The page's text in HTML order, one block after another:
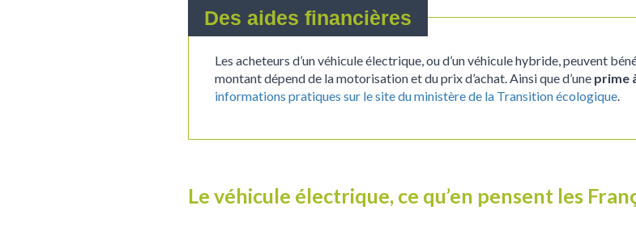
Les acheteurs d’un véhicule électrique, ou d’un véhicule hybride, peuvent
montant dépend de la motorisation et du prix d’achat. Ainsi que d’une prime
informations pratiques sur le site du ministère de la Transition écologique.
Des aides financières
Le véhicule électrique, ce qu’en pensent les